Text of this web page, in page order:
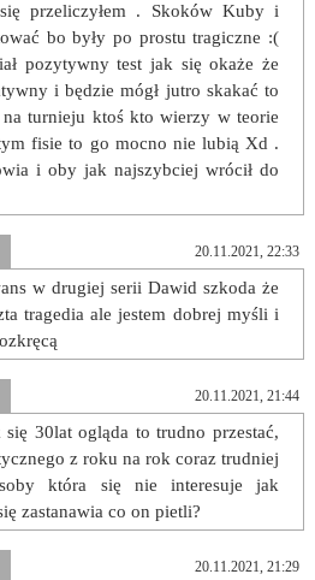
przeliczyłem . Skoków Kuby i
bo były po prostu tragiczne :(
pozytywny test jak się okaże że
i będzie mógł jutro skakać to
na turnieju ktoś kto wierzy w teorie
fisie to go mocno nie lubią Xd .
i oby jak najszybciej wrócił do
20.11.2021, 22:33
w drugiej serii Dawid szkoda że
tragedia ale jestem dobrej myśli i
20.11.2021, 21:44
30lat ogląda to trudno przestać,
z roku na rok coraz trudniej
która się nie interesuje jak
zastanawia co on pietli?
20.11.2021, 21:29